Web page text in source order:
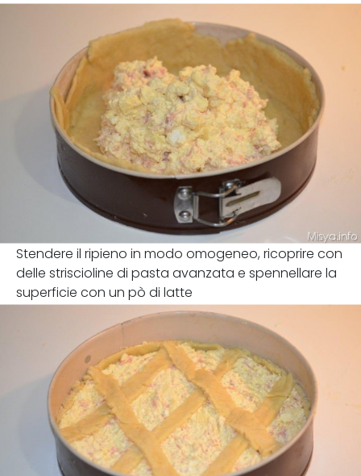
Stendere il ripieno in modo omogeneo, ricoprire con
delle striscioline di pasta avanzata e spennellare la
superficie con un pò di latte